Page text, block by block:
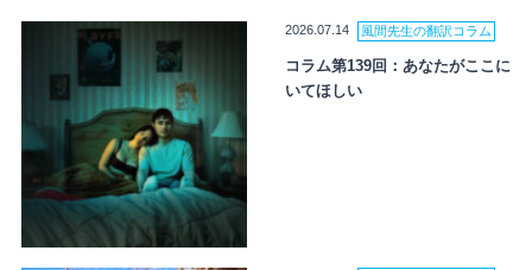
2026.07.14 風間先生の翻訳コラム
コラム第139回：あなたがここに
いてほしい